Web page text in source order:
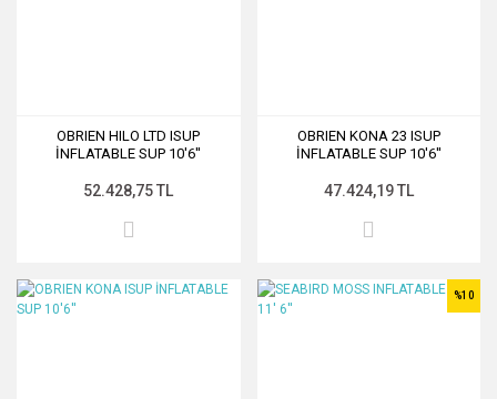
OBRIEN HILO LTD ISUP
İNFLATABLE SUP 10'6''
52.428,75 TL
OBRIEN KONA 23 ISUP
İNFLATABLE SUP 10'6''
47.424,19 TL
%10